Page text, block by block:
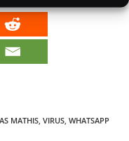
MATHIS VIRUS WHATSAPP